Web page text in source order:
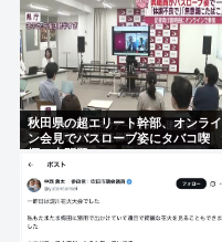
秋田県の超エリート幹部、オンライ
ン会見でバスローブ姿にタバコ喫
煙。大問題に